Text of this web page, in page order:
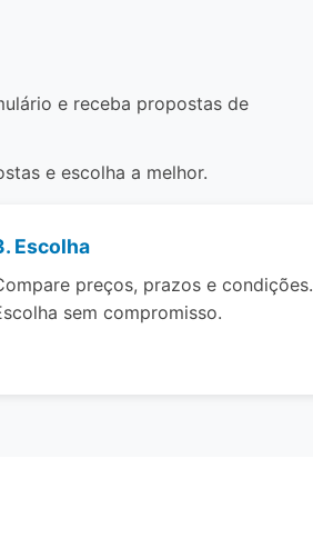
e receba propostas de
e escolha a melhor.
Escolha
preços, prazos e condições.
sem compromisso.